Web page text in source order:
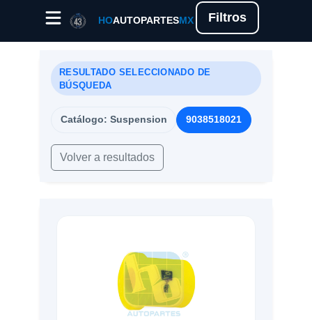
HOAUTOPARTESMX Filtros
RESULTADO SELECCIONADO DE
BÚSQUEDA
Catálogo: Suspension 9038518021
Volver a resultados